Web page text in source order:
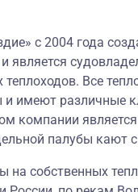
с 2004 года
является
Все
и имеют различные
компании
палубы кают
на собственных